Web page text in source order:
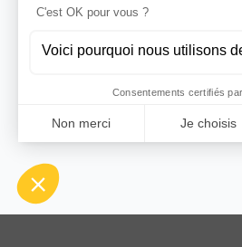
des matières naturelles.